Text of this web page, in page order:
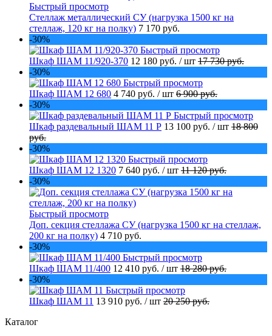
Быстрый просмотр
Стеллаж металлический СУ (нагрузка 1500 кг на
стеллаж, 120 кг на полку) 7 170 руб.
-30%
Быстрый просмотр
Шкаф ШАМ 11/920-370 12 180 руб. / шт 17 730 руб.
-30%
Быстрый просмотр
Шкаф ШАМ 12 680 4 740 руб. / шт 6 900 руб.
-30%
Быстрый просмотр
Шкаф раздевальный ШАМ 11 Р 13 100 руб. / шт 18 800
руб.
-30%
Быстрый просмотр
Шкаф ШАМ 12 1320 7 640 руб. / шт 11 120 руб.
-30%
Быстрый просмотр
Доп. секция стеллажа СУ (нагрузка 1500 кг на стеллаж,
200 кг на полку) 4 710 руб.
-30%
Быстрый просмотр
Шкаф ШАМ 11/400 12 410 руб. / шт 18 280 руб.
-30%
Быстрый просмотр
Шкаф ШАМ 11 13 910 руб. / шт 20 250 руб.
Каталог